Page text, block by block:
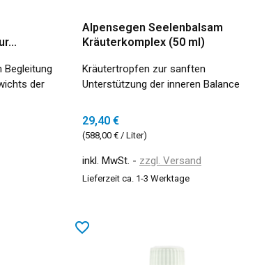
der
Alpensegen Seelenbalsam
Kräuterkomplex (50 ml)
Kräutertropfen zur sanften
Unterstützung der inneren Balance
29,40 €
(588,00 € / Liter)
inkl. MwSt. zzgl. Versand
Lieferzeit ca. 1-3 Werktage
favorite_border